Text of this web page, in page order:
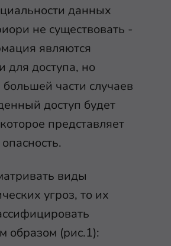
данных
не существовать -
являются
для доступа, но
части случаев
доступ будет
представляет
виды
угроз, то их
образом (рис.1):